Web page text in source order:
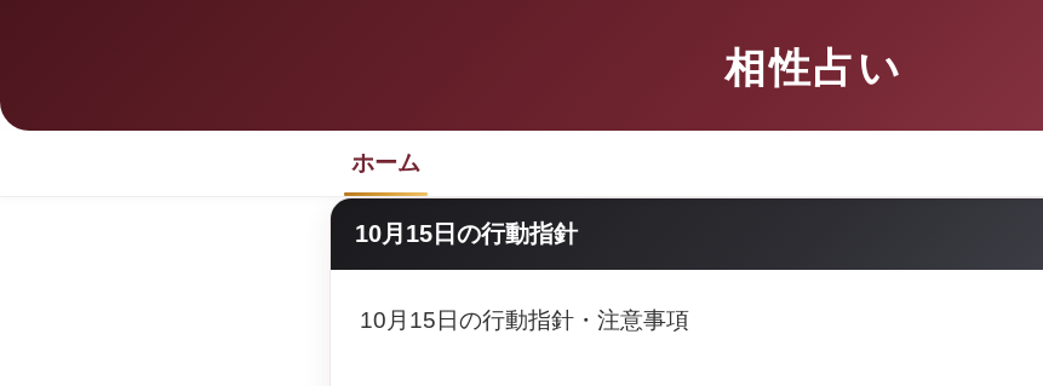
相性占い
ホーム
10月15日の行動指針
10月15日の行動指針・注意事項